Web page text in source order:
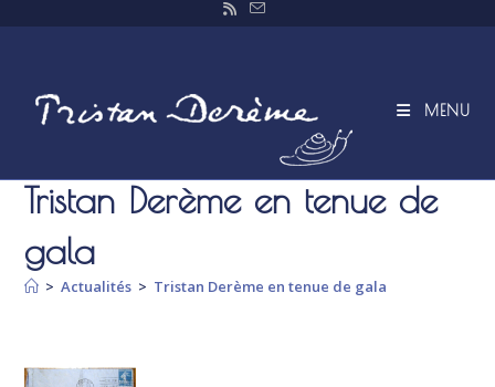
to
MENU
Tristan Derème en tenue de
gala
> Actualités > Tristan Derème en tenue de gala